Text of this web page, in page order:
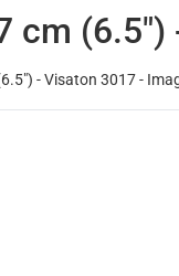
cm (6.5")